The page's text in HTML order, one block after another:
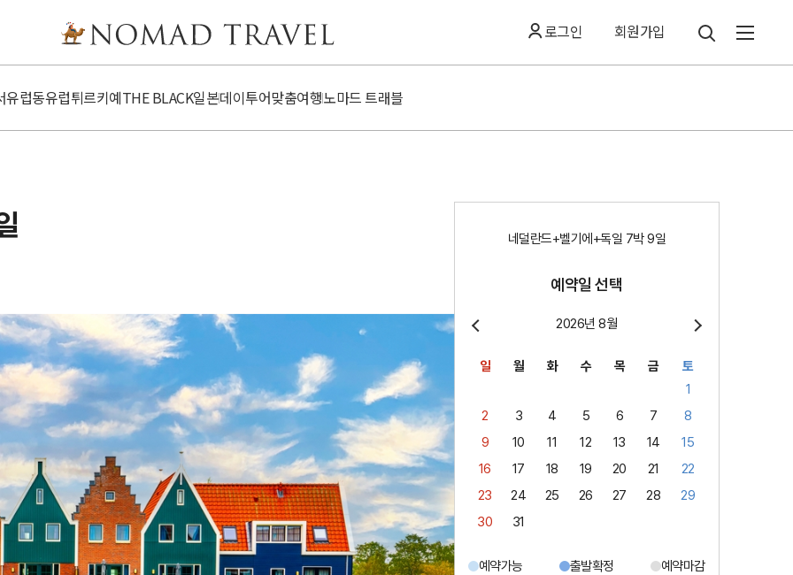
로그인 회원가입
유럽동유럽튀르키예​​THE BLACK일본데이투어맞춤여행노마드 트래블
네덜란드+벨기에+독일 7박 9일
예약일 선택
2026년 8월
일 월 화 수 목 금
토
1
2
3 4 5 6 7
8
9
10 11 12 13 14
15
16
17 18 19 20 21
22
23
24 25 26 27 28
29
30
31
예약가능 출발확정 예약마감